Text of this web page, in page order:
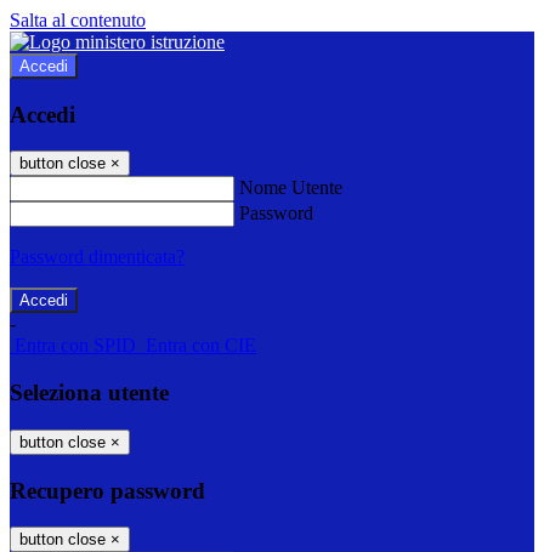
Salta al contenuto
Accedi
Accedi
button close ×
Nome Utente
Password
Password dimenticata?
-
Entra con SPID Entra con CIE
Seleziona utente
button close ×
Recupero password
button close ×